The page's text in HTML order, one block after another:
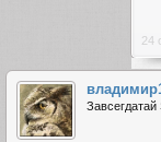
24
Завсегдатай